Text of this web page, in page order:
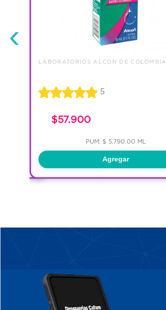
‹
LABORATORIOS ALCON DE COLOMBIA
5
$57.900
PUM: $ 5,790.00 ML
Agregar